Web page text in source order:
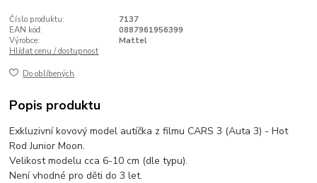
Číslo produktu:
7137
EAN kód:
0887961956399
Výrobce:
Mattel
Hlídat cenu / dostupnost
Do oblíbených
Popis produktu
Exkluzivní kovový model autíčka z filmu CARS 3 (Auta 3) - Hot
Rod Junior Moon.
Velikost modelu cca 6-10 cm (dle typu).
Není vhodné pro děti do 3 let.